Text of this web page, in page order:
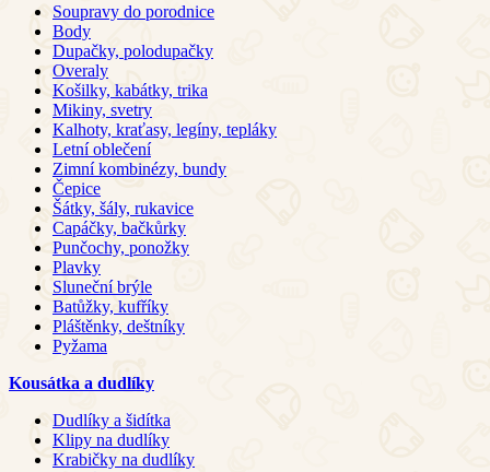
Soupravy do porodnice
Body
Dupačky, polodupačky
Overaly
Košilky, kabátky, trika
Mikiny, svetry
Kalhoty, kraťasy, legíny, tepláky
Letní oblečení
Zimní kombinézy, bundy
Čepice
Šátky, šály, rukavice
Capáčky, bačkůrky
Punčochy, ponožky
Plavky
Sluneční brýle
Batůžky, kufříky
Pláštěnky, deštníky
Pyžama
Kousátka a dudlíky
Dudlíky a šidítka
Klipy na dudlíky
Krabičky na dudlíky